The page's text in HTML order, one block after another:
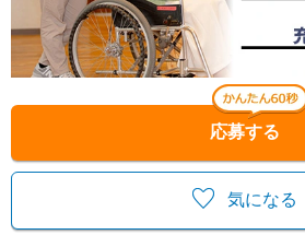
気になる
応募する